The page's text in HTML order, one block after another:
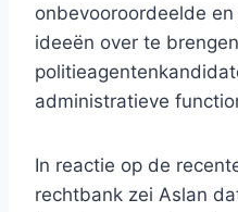
onbevooroordeelde
ideeën over te
administratieve
In reactie op de
rechtbank zei Aslan